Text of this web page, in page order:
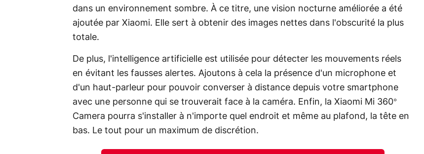
dans un environnement sombre. À ce titre, une vision nocturne améliorée a été
ajoutée par Xiaomi. Elle sert à obtenir des images nettes dans l'obscurité la plus
totale.
De plus, l'intelligence artificielle est utilisée pour détecter les mouvements réels
en évitant les fausses alertes. Ajoutons à cela la présence d'un microphone et
d'un haut-parleur pour pouvoir converser à distance depuis votre smartphone
avec une personne qui se trouverait face à la caméra. Enfin, la Xiaomi Mi 360°
Camera pourra s'installer à n'importe quel endroit et même au plafond, la tête en
bas. Le tout pour un maximum de discrétion.